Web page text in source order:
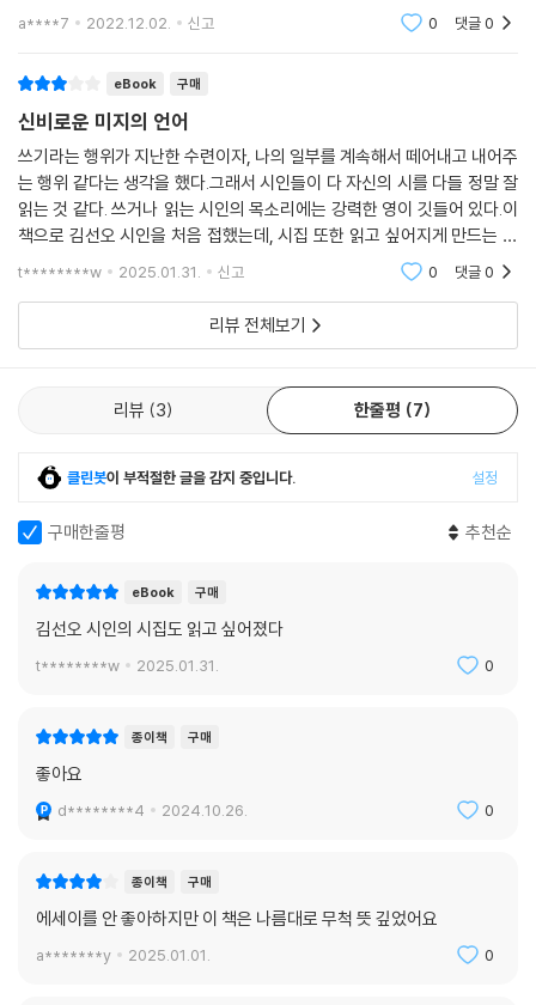
맞이한다. 세 살 무렵 처음으로 피아노 건반을 누르며 “여기가 내 세계”라
집을 읽으며 무언가 돌이킬 수 없게 되었음을 깨닫는 열일곱 살의 자신을
비추어본 경험까지, 리듬감 있게 이어지는 그의 생각과 문장에는 언제나
음악이 배경으로 깔려 있다.
『미지를 위한 루바토』는 이 밖에도 오늘날 세상을 살아가는 시인의 다양한
경험과 인식으로 가득하다. 여기에는 교환학생 신분으로 좀처럼 프랑스처
럼 느껴지지 않는 도시에서 지낸 경험을 시로 쓰다가 타자가 취하는 과장
과 낭만성을 의식하는 자기 반성이 있다. 짧은 시간 동안 여러 서툰 언어들
을 통해서야 서로에게 다가갔던 사랑이 있고, 논바이너리라는 정체성 안에
서 만들어가려는 시 쓰기에 관한 생각들도 담겨 있다. 여기에 묶인 것들은
장차 더 울창하게 뻗어나갈 수 있는 사유의 씨앗들이다. 앞으로도 자신의
시들이 ‘알 수 없음의 좋음’을 가진 채 지속되기를 바란다며, 안개 낀 허공
을 헤매는 일의 즐거움을 논하는 시인 김선오. 그의 즐거운 생각이 우리의
은 느낌으로 다가오지 않을까 하는 기대 속에 구매했는
데 생각과는 달리 나에게는 약간 지루한 느낌이었다
a****7 2022.12.02. 신고 0 댓글0
eBook 구매
신비로운 미지의 언어
쓰기라는 행위가 지난한 수련이자, 나의 일부를 계속해서 떼어내고 내어주
는 행위 같다는 생각을 했다.그래서 시인들이 다 자신의 시를 다들 정말 잘
읽는 것 같다. 쓰거나 읽는 시인의 목소리에는 강력한 영이 깃들어 있다.이
책으로 김선오 시인을 처음 접했는데, 시집 또한 읽고 싶어지게 만드는 깔
끔하고 감각적인 에세이였다.
t********w 2025.01.31. 신고 0 댓글0
리뷰 전체보기
리뷰 3 한줄평 7
클린봇이 부적절한 글을 감지 중입니다. 설정
구매한줄평 추천순
eBook 구매
김선오 시인의 시집도 읽고 싶어졌다
t********w 2025.01.31. 0
종이책 구매
좋아요
d********4 2024.10.26. 0
종이책 구매
에세이를 안 좋아하지만 이 책은 나름대로 무척 뜻 깊었어요
a*******y 2025.01.01. 0